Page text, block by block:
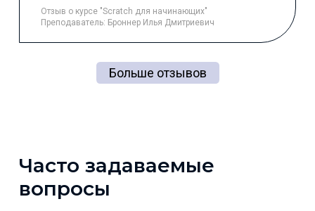
Отзыв о курсе "Scratch для начинающих"
Преподаватель: Броннер Илья Дмитриевич
Больше отзывов
Часто задаваемые
вопросы